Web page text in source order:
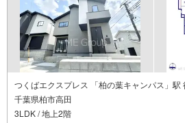
資料請求希望のお客様:右上の「資料をもら
【東宝ハウス松戸のポイント】
（1）不動産のご提案から資金計画・ライフ
・無理のないライフプラン、提携による低金
前に知る「購入後の家族の生活」を「未来カ
す。
（2）ご購入後から始まる「専属FPによるフ
ト」
・漠然としたキャッシュフローのグラフ化、
つくばエクスプレス 「柏の葉キャンパス」駅
千葉県柏市高田
3LDK / 地上2階